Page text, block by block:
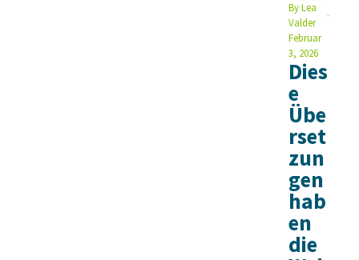
ByLea
Valder
Februar
3, 2026
Dies
e
Übe
rset
zun
gen
hab
en
die